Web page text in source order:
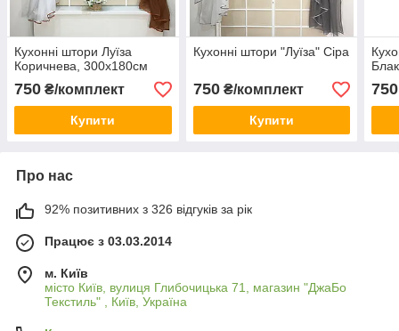
Кухонні штори Луїза
Коричнева, 300х180см
750 ₴/комплект
Купити
Кухонні штори "Луїза" Сіра
750₴/комплект
Купити
750
Про нас
92% позитивних з 326 відгуків за рік
Працює з 03.03.2014
м. Київ
місто Київ, вулиця Глибочицька 71, магазин "ДжаБо
Текстиль" , Київ, Україна